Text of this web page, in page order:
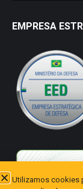
EMPRESA
Utilizamos cookies